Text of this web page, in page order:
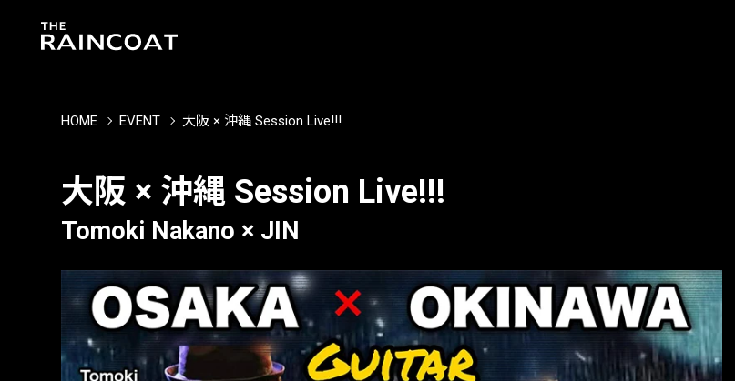
HOME EVENT 大阪 × 沖縄 Session Live!!!
大阪 × 沖縄 Session Live!!!
Tomoki Nakano × JIN